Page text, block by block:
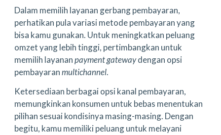
Dalam memilih layanan gerbang pembayaran,
perhatikan pula variasi metode pembayaran yang
bisa kamu gunakan. Untuk meningkatkan peluang
omzet yang lebih tinggi, pertimbangkan untuk
memilih layananpayment gatewaydengan opsi
pembayaranmultichannel.
Ketersediaan berbagai opsi kanal pembayaran,
memungkinkan konsumen untuk bebas menentukan
pilihan sesuai kondisinya masing-masing. Dengan
begitu, kamu memiliki peluang untuk melayani